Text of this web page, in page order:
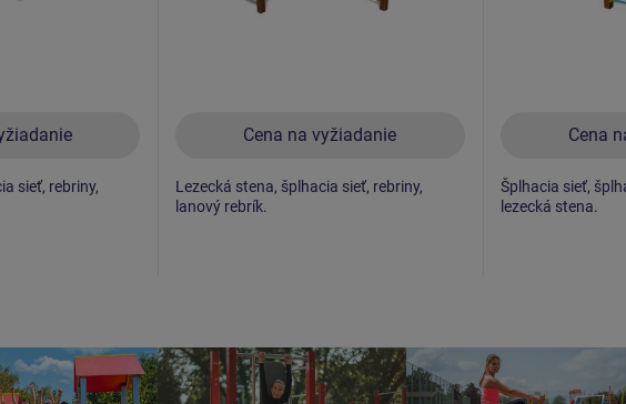
sieť, rebriny,
Cena na vyžiadanie
Lezecká stena, šplhacia sieť, rebriny,
lanový rebrík.
Cena
Šplhacia sieť,
lezecká stena.